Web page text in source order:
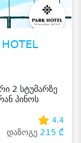
2 სტუმარზე
პინოს
4.4
დაზოგე 215 ₾